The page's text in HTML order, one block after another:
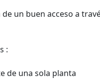
un buen acceso a
:
de una sola planta